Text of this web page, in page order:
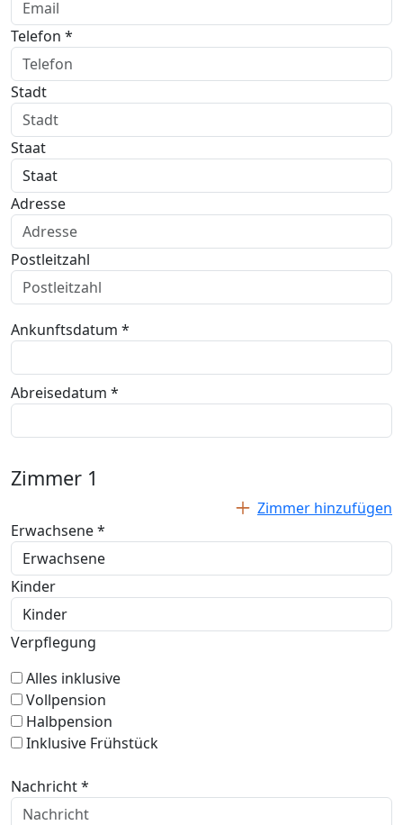
Telefon *
Stadt
Staat
Adresse
Postleitzahl
Ankunftsdatum *
Abreisedatum *
Zimmer 1
Zimmer hinzufügen
Erwachsene *
Kinder
Verpflegung
Alles inklusive
Vollpension
Halbpension
Inklusive Frühstück
Nachricht *